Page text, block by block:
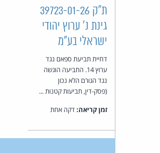
ת"ק 39723-01-26
גינת נ' ערוץ יהודי
ישראלי בע"מ
דחיית תביעת ספאם נגד
ערוץ 14. התביעה הוגשה
נגד הגורם הלא נכון
(פסק-דין, תביעות קטנות ...
זמן קריאה:דקה אחת